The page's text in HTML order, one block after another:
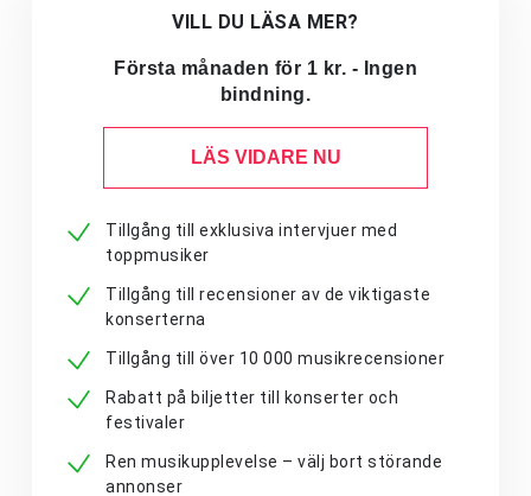
VILL DU LÄSA MER?
Första månaden för 1 kr. - Ingen
bindning.
LÄS VIDARE NU
Tillgång till exklusiva intervjuer med
toppmusiker
Tillgång till recensioner av de viktigaste
konserterna
Tillgång till över 10 000 musikrecensioner
Rabatt på biljetter till konserter och
festivaler
Ren musikupplevelse – välj bort störande
annonser